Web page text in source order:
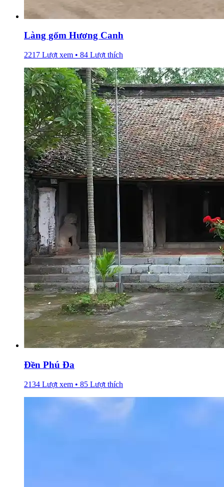
Làng gốm Hương Canh
2217 Lượt xem • 84 Lượt thích
Đền Phú Đa
2134 Lượt xem • 85 Lượt thích